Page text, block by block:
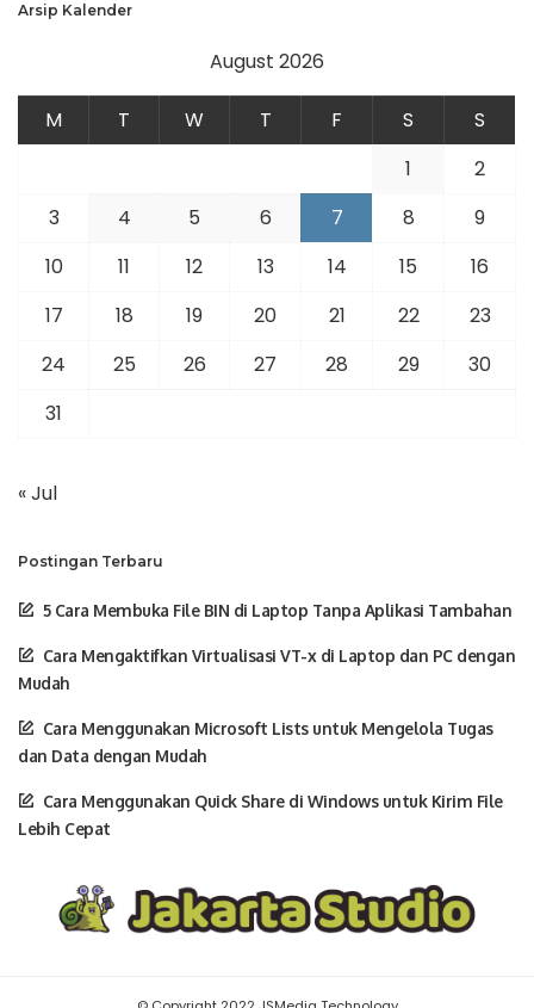
Arsip Kalender
August 2026
M T W T F S
S
1
2
3
4 5 6 7 8
9
10
11 12 13 14 15
16
17
18 19 20 21 22
23
24
25 26 27 28 29
30
31
« Jul
Postingan Terbaru
5 Cara Membuka File BIN di Laptop Tanpa Aplikasi Tambahan
Cara Mengaktifkan Virtualisasi VT-x di Laptop dan PC dengan
Mudah
Cara Menggunakan Microsoft Lists untuk Mengelola Tugas
dan Data dengan Mudah
Cara Menggunakan Quick Share di Windows untuk Kirim File
Lebih Cepat